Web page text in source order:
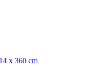
x 360 cm